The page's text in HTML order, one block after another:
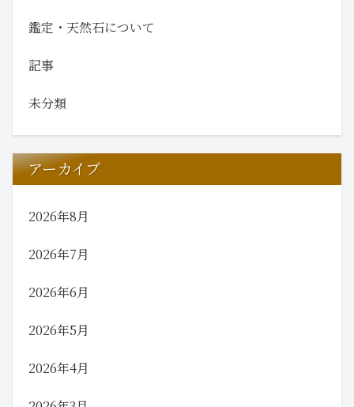
鑑定・天然石について
記事
未分類
アーカイブ
2026年8月
2026年7月
2026年6月
2026年5月
2026年4月